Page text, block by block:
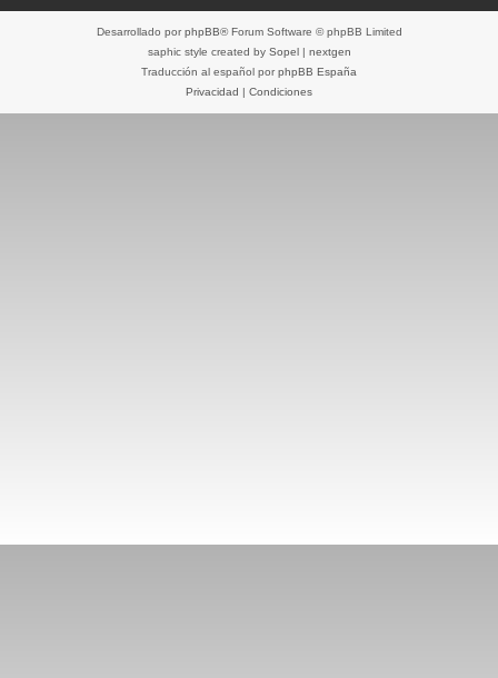
Desarrollado por phpBB® Forum Software © phpBB Limited
saphic style created by Sopel| nextgen
Traducción al español por phpBB España
Privacidad | Condiciones